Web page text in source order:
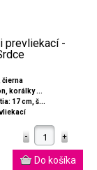
prevliekací -
čierna
korálky ...
17 cm, š...